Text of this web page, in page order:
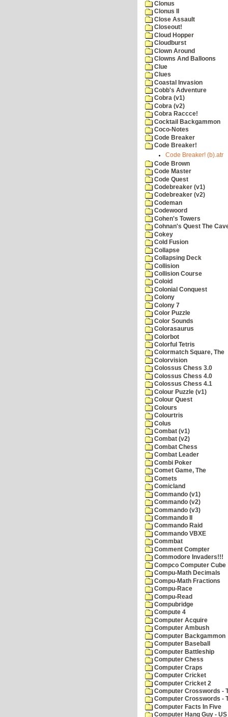
Clonus
Clonus II
Close Assault
Closeout!
Cloud Hopper
Cloudburst
Clown Around
Clowns And Balloons
Clue
Clues
Coastal Invasion
Cobb's Adventure
Cobra (v1)
Cobra (v2)
Cobra Raccce!
Cocktail Backgammon
Coco-Notes
Code Breaker
Code Breaker!
Code Breaker! (b).atr
Code Brown
Code Master
Code Quest
Codebreaker (v1)
Codebreaker (v2)
Codeman
Codewoord
Cohen's Towers
Cohnan's Quest The
Cokey
Cold Fusion
Collapse
Collapsing Deck
Collision
Collision Course
Coloid
Colonial Conquest
Colony
Colony 7
Color Puzzle
Color Sounds
Colorasaurus
Colorbot
Colorful Tetris
Colormatch Square, The
Colorvision
Colossus Chess 3.0
Colossus Chess 4.0
Colossus Chess 4.1
Colour Puzzle (v1)
Colour Quest
Colours
Colourtris
Colus
Combat (v1)
Combat (v2)
Combat Chess
Combat Leader
Combi Poker
Comet Game, The
Comets
Comicland
Commando (v1)
Commando (v2)
Commando (v3)
Commando II
Commando Raid
Commando VBXE
Commbat
Comment Compter
Commodore Invaders!!!
Compco Computer Cube
Compu-Math Decimals
Compu-Math Fractions
Compu-Race
Compu-Read
Compubridge
Compute 4
Computer Acquire
Computer Ambush
Computer Backgammon
Computer Baseball
Computer Battleship
Computer Chess
Computer Craps
Computer Cricket
Computer Cricket 2
Computer Crosswords -
Computer Crosswords -
Computer Facts In Five
Computer Hang Guy -